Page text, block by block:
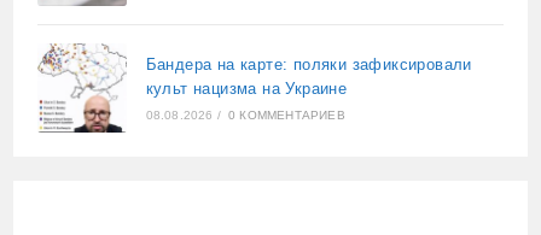
Бандера на карте: поляки зафиксировали
культ нацизма на Украине
08.08.2026 / 0 КОММЕНТАРИЕВ